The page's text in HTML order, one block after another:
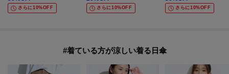
さらに10%OFF さらに10%OFF さらに10%OFF
#着ている方が涼しい着る日傘